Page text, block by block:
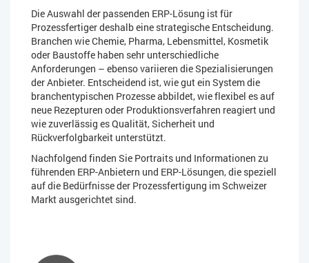
Die Auswahl der passenden ERP-Lösung ist für
Prozessfertiger deshalb eine strategische Entscheidung.
Branchen wie Chemie, Pharma, Lebensmittel, Kosmetik
oder Baustoffe haben sehr unterschiedliche
Anforderungen – ebenso variieren die Spezialisierungen
der Anbieter. Entscheidend ist, wie gut ein System die
branchentypischen Prozesse abbildet, wie flexibel es auf
neue Rezepturen oder Produktionsverfahren reagiert und
wie zuverlässig es Qualität, Sicherheit und
Rückverfolgbarkeit unterstützt.
Nachfolgend finden Sie Portraits und Informationen zu
führenden ERP-Anbietern und ERP-Lösungen, die speziell
auf die Bedürfnisse der Prozessfertigung im Schweizer
Markt ausgerichtet sind.